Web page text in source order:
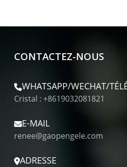
CONTACTEZ-NOUS
WHATSAPP/WECHAT/
Cristal : +8619032081821
E-MAIL
renee@gaopengele.com
ADRESSE